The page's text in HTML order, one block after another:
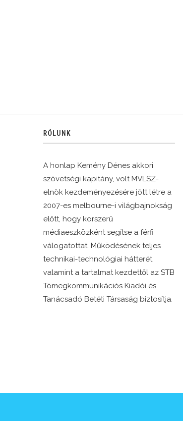
RÓLUNK
A honlap Kemény Dénes akkori
szövetségi kapitány, volt MVLSZ-
elnök kezdeményezésére jött létre a
2007-es melbourne-i világbajnokság
előtt, hogy korszerű
médiaeszközként segítse a férfi
válogatottat. Működésének teljes
technikai-technológiai hátterét,
valamint a tartalmat kezdettől az STB
Tömegkommunikációs Kiadói és
Tanácsadó Betéti Társaság biztosítja.